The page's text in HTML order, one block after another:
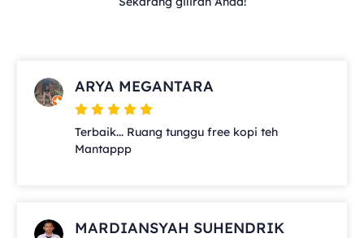
ARYA MEGANTARA
Terbaik... Ruang tunggu free kopi teh
Mantappp
MARDIANSYAH SUHENDRIK